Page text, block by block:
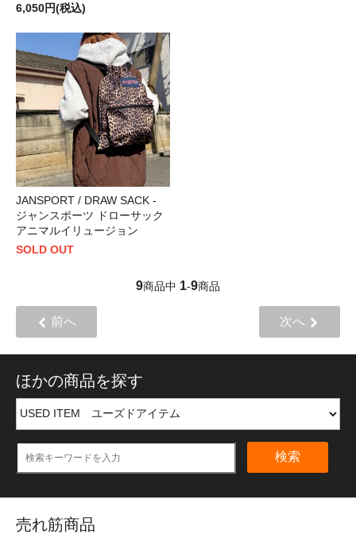
6,050円(税込)
JANSPORT / DRAW SACK -
ジャンスポーツ ドローサック
アニマルイリュージョン
SOLD OUT
9商品中 1-9商品
前へ 次へ
ほかの商品を探す
検索
売れ筋商品